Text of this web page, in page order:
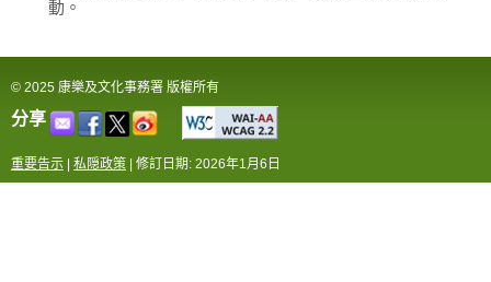
動。
© 2025 康樂及文化事務署 版權所有
分享
重要告示 私隠政策 修訂日期: 2026年1月6日